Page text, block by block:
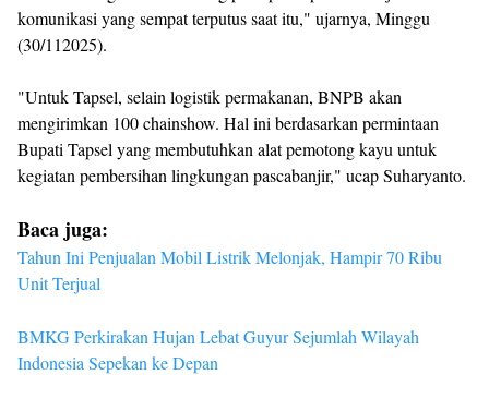
komunikasi yang sempat terputus saat itu," ujarnya, Minggu
(30/112025).
"Untuk Tapsel, selain logistik permakanan, BNPB akan
mengirimkan 100 chainshow. Hal ini berdasarkan permintaan
Bupati Tapsel yang membutuhkan alat pemotong kayu untuk
kegiatan pembersihan lingkungan pascabanjir," ucap Suharyanto.
Baca juga:
Tahun Ini Penjualan Mobil Listrik Melonjak, Hampir 70 Ribu
Unit Terjual
BMKG Perkirakan Hujan Lebat Guyur Sejumlah Wilayah
Indonesia Sepekan ke Depan